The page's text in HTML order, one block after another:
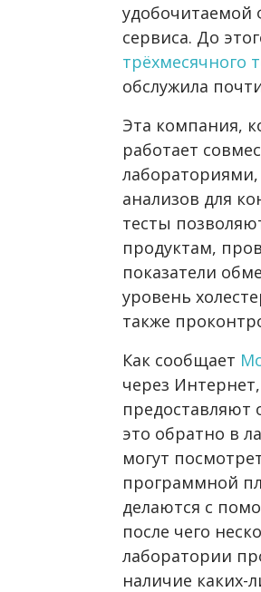
удобочитаемой
сервиса. До
трёхмесячного
обслужила
Эта компания,
работает
лабораториями,
анализов для
тесты
продуктам,
показатели
уровень
также
Как сообщает
через
это обратно в
могут
программной
делаются с
после чего
лаборатории
наличие каких-